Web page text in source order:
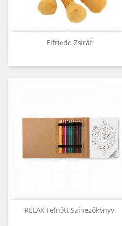
Elfriede Zsiráf
Előnézet
RELAX Felnőtt Színezőkönyv
Előnézet